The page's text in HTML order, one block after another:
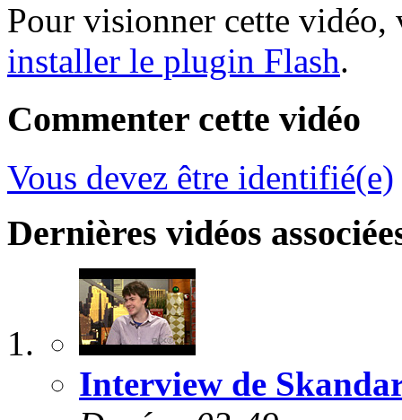
Pour visionner cette vidéo,
installer le plugin Flash.
Commenter cette vidéo
Vous devez être identifié(e)
Dernières vidéos
Interview de